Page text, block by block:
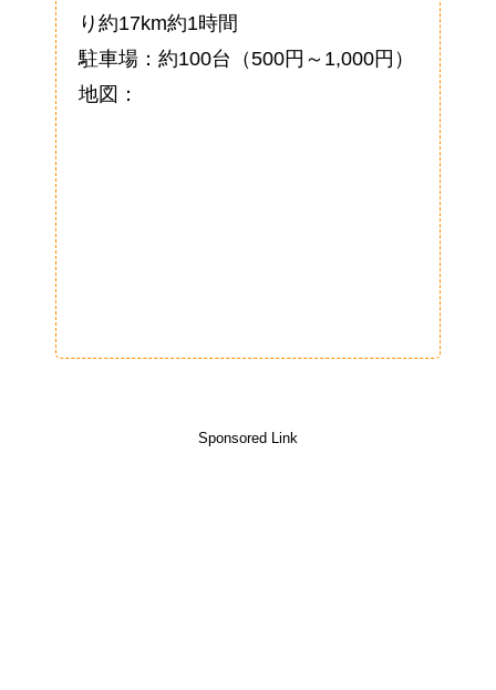
り約17km約1時間
駐車場：約100台（500円～1,000円）
地図：
Sponsored Link